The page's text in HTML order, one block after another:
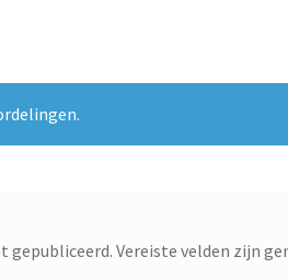
gepubliceerd. Vereiste velden zijn